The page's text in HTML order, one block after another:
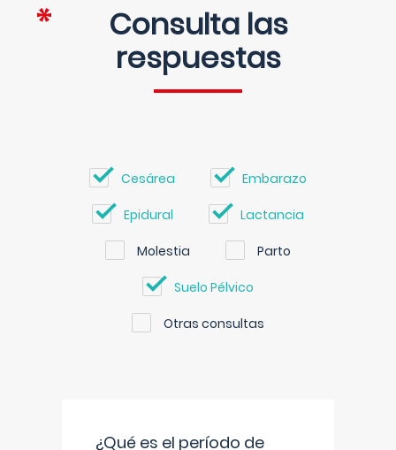
Consulta las
respuestas
Cesárea Embarazo
Epidural Lactancia
Molestia Parto
Suelo Pélvico
Otras consultas
¿Qué es el período de